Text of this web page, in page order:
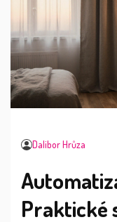
Dalibor Hrůza
Praktické